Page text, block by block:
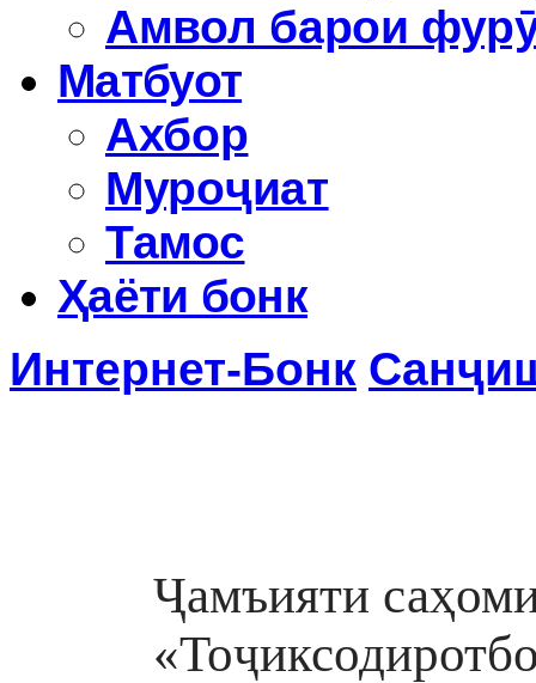
Амвол барои
Матбуот
Ахбор
Муроҷиат
Тамос
Ҳаёти бонк
Интернет-Бонк
Ҷамъияти